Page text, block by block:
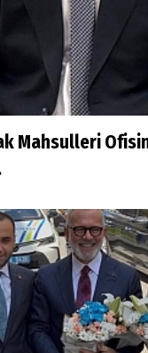
Mahsulleri